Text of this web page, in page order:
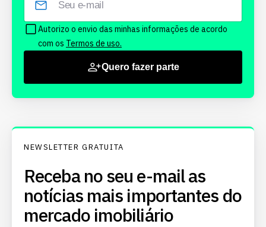
Autorizo o envio das minhas informações de acordo
com os Termos de uso.
Quero fazer parte
NEWSLETTER GRATUITA
Receba no seu e-mail as
notícias mais importantes do
mercado imobiliário